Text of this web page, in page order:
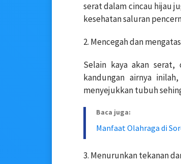
serat dalam cincau hijau
kesehatan saluran
2. Mencegah dan
Selain kaya akan serat,
kandungan airnya
menyejukkan tubuh
Baca juga:
Manfaat Olahraga di
3. Menurunkan tekanan